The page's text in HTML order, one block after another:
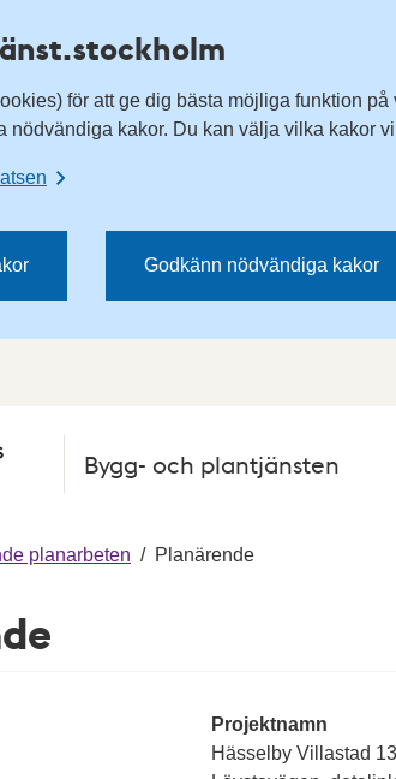
för att ge dig bästa möjliga funktion på
nödvändiga kakor. Du kan välja vilka kakor
Godkänn nödvändiga kakor
Bygg- och plantjänsten
planarbeten / Planärende
Projektnamn
Hässelby Villastad